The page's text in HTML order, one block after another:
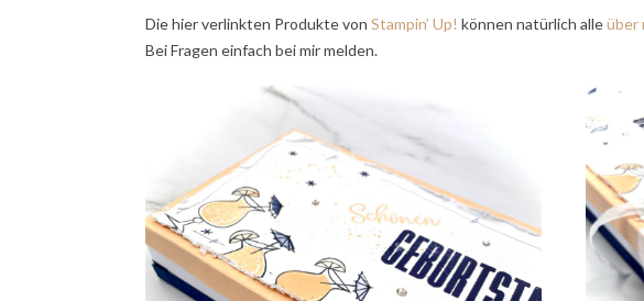
Die hier verlinkten Produkte von Stampin’ Up! können natürlich alleüber
Bei Fragen einfach bei mir melden.